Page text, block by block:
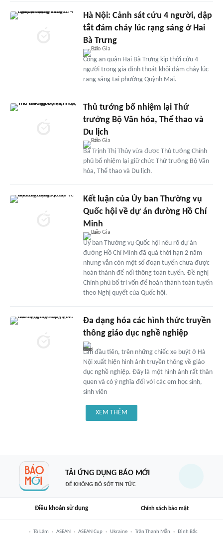
Hà Nội: Cảnh sát cứu 4 người, dập
tắt đám cháy lúc rạng sáng ở Hai
Bà Trưng
Công an quận Hai Bà Trưng kịp thời cứu 4
người trong gia đình thoát khỏi đám cháy lúc
rạng sáng tại phường Quỳnh Mai.
Thủ tướng bổ nhiệm lại Thứ
trưởng Bộ Văn hóa, Thể thao và
Du lịch
Bà Trịnh Thị Thủy vừa được Thủ tướng Chính
phủ bổ nhiệm lại giữ chức Thứ trưởng Bộ Văn
hóa, Thể thao và Du lịch.
Kết luận của Ủy ban Thường vụ
Quốc hội về dự án đường Hồ Chí
Minh
Ủy ban Thường vụ Quốc hội nêu rõ dự án
đường Hồ Chí Minh đã quá thời hạn 2 năm
nhưng vẫn còn một số đoạn tuyến chưa được
hoàn thành để nối thông toàn tuyến. Đề nghị
Chính phủ bố trí vốn để hoàn thành toàn tuyến
theo Nghị quyết của Quốc hội.
Đa dạng hóa các hình thức truyền
thông giáo dục nghề nghiệp
Lần đầu tiên, trên những chiếc xe buýt ở Hà
Nội xuất hiện hình ảnh truyền thông về giáo
dục nghề nghiệp. Đây là một hình ảnh rất thân
quen và có ý nghĩa đối với các em học sinh,
sinh viên
XEM THÊM
TẢI ỨNG DỤNG BÁO MỚI
ĐỂ KHÔNG BỎ SÓT TIN TỨC
Điều khoản sử dụng Chính sách bảo mật
Tô Lâm ASEAN ASEAN Cup Ukraine Trần Thanh Mẫn Đình Bắc